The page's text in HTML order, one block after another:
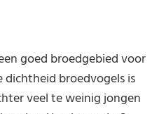
goed broedgebied voor
dichtheid broedvogels is
veel te weinig jongen